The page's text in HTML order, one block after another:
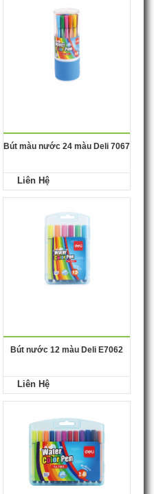
Bút màu nước 24 màu Deli 7067
Liên Hệ
Bút nước 12 màu Deli E7062
Liên Hệ